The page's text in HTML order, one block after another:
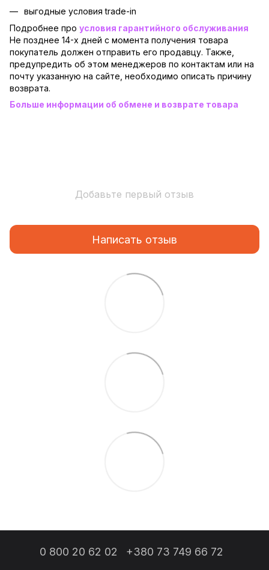
выгодные условия trade-in
Подробнее про условия гарантийного обслуживания
Не позднее 14-х дней с момента получения товара
покупатель должен отправить его продавцу. Также,
предупредить об этом менеджеров по контактам или на
почту указанную на сайте, необходимо описать причину
возврата.
Больше информации об обмене и возврате товара
Добавьте первый отзыв
Написать отзыв
0 800 20 62 02 +380 73 749 66 72